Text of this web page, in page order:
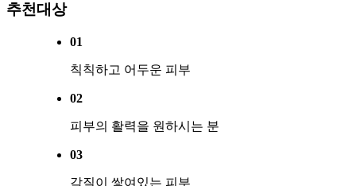
추천대상
01
칙칙하고 어두운 피부
02
피부의 활력을 원하시는 분
03
각질이 쌓여있는 피부